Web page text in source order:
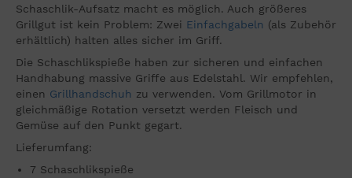
Schaschlik-Aufsatz macht es möglich. Auch größeres
Grillgut ist kein Problem: Zwei Einfachgabeln (als Zubehör
erhältlich) halten alles sicher im Griff.
Die Schaschlikspieße haben zur sicheren und einfachen
Handhabung massive Griffe aus Edelstahl. Wir empfehlen,
einen Grillhandschuh zu verwenden. Vom Grillmotor in
gleichmäßige Rotation versetzt werden Fleisch und
Gemüse auf den Punkt gegart.
Lieferumfang:
7 Schaschlikspieße